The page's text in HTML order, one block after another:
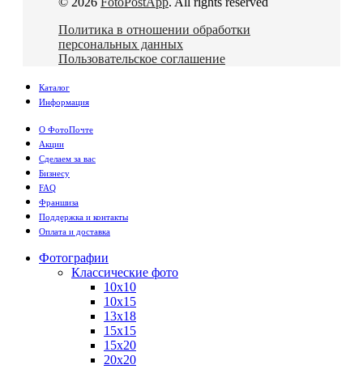
Политика в отношении обработки
персональных данных
Пользовательское соглашение
Каталог
Информация
О ФотоПочте
Акции
Сделаем за вас
Бизнесу
FAQ
Франшиза
Поддержка и контакты
Оплата и доставка
Фотографии
Классические фото
10х10
10х15
13х18
15х15
15х20
20х20